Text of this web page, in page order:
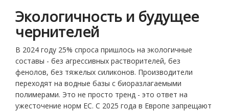
Экологичность и будущее
чернителей
В 2024 году 25% спроса пришлось на экологичные
составы - без агрессивных растворителей, без
фенолов, без тяжелых силиконов. Производители
переходят на водные базы с биоразлагаемыми
полимерами. Это не просто тренд - это ответ на
ужесточение норм ЕС. С 2025 года в Европе запрещают